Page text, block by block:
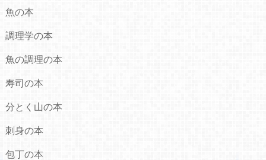
魚の本
調理学の本
魚の調理の本
寿司の本
分とく山の本
刺身の本
包丁の本